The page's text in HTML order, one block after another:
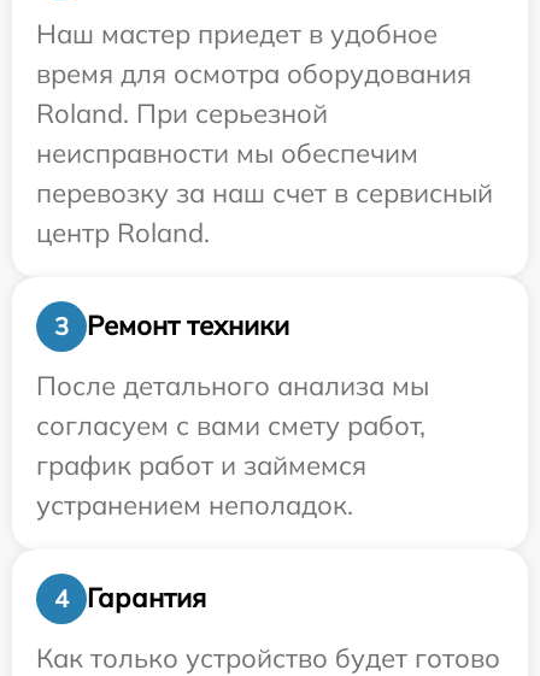
Наш мастер приедет в удобное
время для осмотра оборудования
Roland. При серьезной
неисправности мы обеспечим
перевозку за наш счет в сервисный
центр Roland.
3
Ремонт техники
После детального анализа мы
согласуем с вами смету работ,
график работ и займемся
устранением неполадок.
4
Гарантия
Как только устройство будет готово